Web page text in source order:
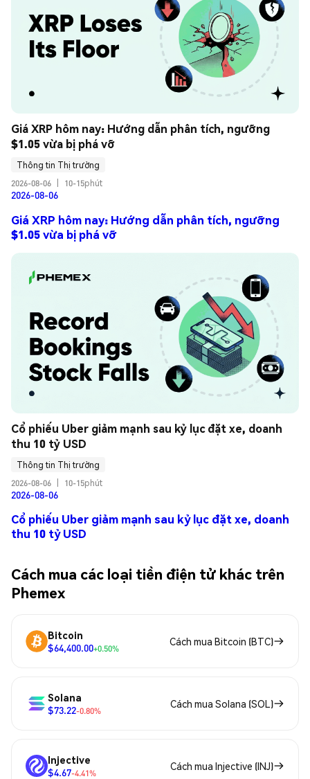
Giá XRP hôm nay: Hướng dẫn phân tích, ngưỡng
$1.05 vừa bị phá vỡ
Thông tin Thị trường
2026-08-06
10-15phút
2026-08-06
Giá XRP hôm nay: Hướng dẫn phân tích, ngưỡng
$1.05 vừa bị phá vỡ
Cổ phiếu Uber giảm mạnh sau kỷ lục đặt xe, doanh
thu 10 tỷ USD
Thông tin Thị trường
2026-08-06
10-15phút
2026-08-06
Cổ phiếu Uber giảm mạnh sau kỷ lục đặt xe, doanh
thu 10 tỷ USD
Cách mua các loại tiền điện tử khác trên
Phemex
Bitcoin
$64,400.00+0.50%
Cách mua Bitcoin (BTC)
Solana
$73.22-0.80%
Cách mua Solana (SOL)
Injective
$4.67-4.41%
Cách mua Injective (INJ)